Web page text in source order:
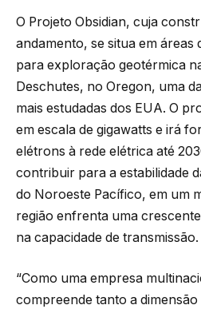
O Projeto Obsidian, cuja
andamento, se situa em áreas
para exploração geotérmica
Deschutes, no Oregon, uma
mais estudadas dos EUA. O
em escala de gigawatts e irá
elétrons à rede elétrica até
contribuir para a estabilidade
do Noroeste Pacífico, em um
região enfrenta uma
na capacidade de transmissão.
“Como uma empresa
compreende tanto a